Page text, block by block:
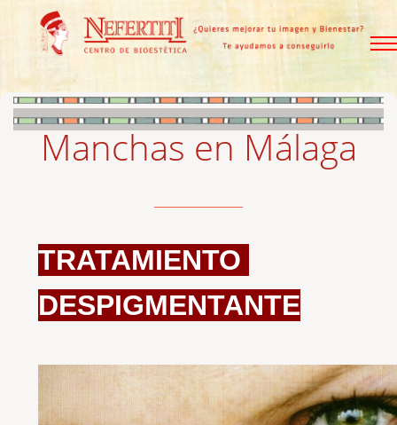
Manchas en Málaga
TRATAMIENTO
DESPIGMENTANTE